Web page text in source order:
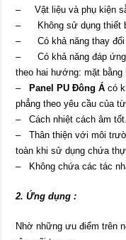
– Vật liệu và phụ kiện
– Không sử dụng thiết
– Có khả năng thay đổi
– Có khả năng đáp ứng
theo hai hướng: mặt bằng
–
Panel PU Đông Ácó
phẳng theo yêu cầu của
– Cách nhiệt cách âm tốt.
– Thân thiện với môi
toàn khi sử dụng chứa
– Không chứa các tác
2. Ứng dụng :
Nhờ những ưu điểm trên